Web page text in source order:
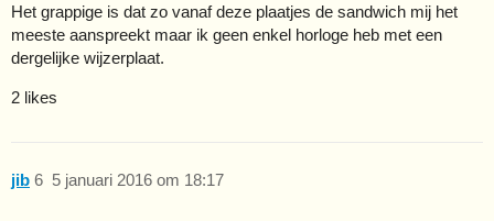
Het grappige is dat zo vanaf deze plaatjes de sandwich mij het
meeste aanspreekt maar ik geen enkel horloge heb met een
dergelijke wijzerplaat.
2 likes
jib 5 januari 2016 om 18:17
6